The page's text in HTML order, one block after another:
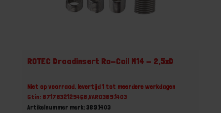
ROTEC Draadinsert Ro-Coil M14 - 2,5xD
Niet op voorraad, levertijd 1 tot meerdere werkdagen
Gtin: 8717832125468,VARO389.1403
Artikelnummer merk: 389.1403